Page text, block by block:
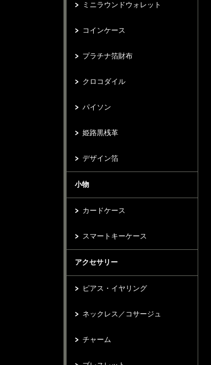
ミニラウンドウォレット
コインケース
プラチナ箔財布
クロコダイル
パイソン
姫路黒桟革
デザイン箔
小物
カードケース
スマートキーケース
アクセサリー
ピアス・イヤリング
ネックレス／コサージュ
チャーム